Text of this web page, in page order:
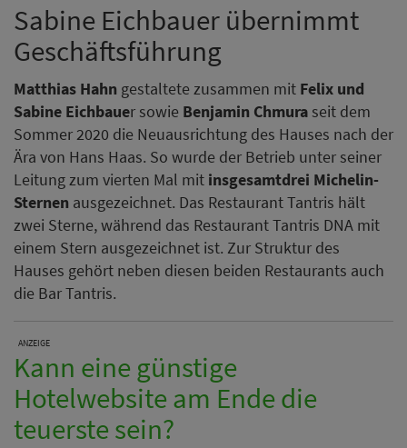
Sabine Eichbauer übernimmt
Geschäftsführung
Matthias Hahn gestaltete zusammen mit Felix und
Sabine Eichbauer sowie Benjamin Chmura seit dem
Sommer 2020 die Neuausrichtung des Hauses nach der
Ära von Hans Haas. So wurde der Betrieb unter seiner
Leitung zum vierten Mal mit insgesamtdrei Michelin-
Sternen ausgezeichnet. Das Restaurant Tantris hält
zwei Sterne, während das Restaurant Tantris DNA mit
einem Stern ausgezeichnet ist. Zur Struktur des
Hauses gehört neben diesen beiden Restaurants auch
die Bar Tantris.
ANZEIGE
Kann eine günstige
Hotelwebsite am Ende die
teuerste sein?